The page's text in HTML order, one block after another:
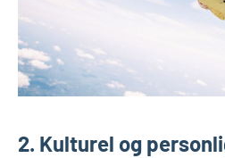
2. Kulturel og